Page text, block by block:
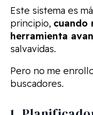
Este sistema es
principio, cuando
herramienta
salvavidas.
Pero no me
buscadores.